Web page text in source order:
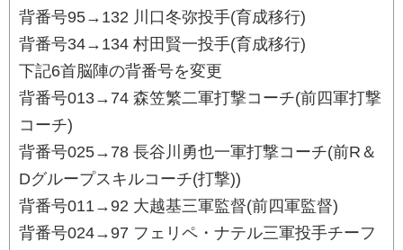
背番号95→132 川口冬弥投手(育成移行)
背番号34→134 村田賢一投手(育成移行)
下記6首脳陣の背番号を変更
背番号013→74 森笠繁二軍打撃コーチ(前四軍打撃
コーチ)
背番号025→78 長谷川勇也一軍打撃コーチ(前R＆
Dグループスキルコーチ(打撃))
背番号011→92 大越基三軍監督(前四軍監督)
背番号024→97 フェリペ・ナテル三軍投手チーフ